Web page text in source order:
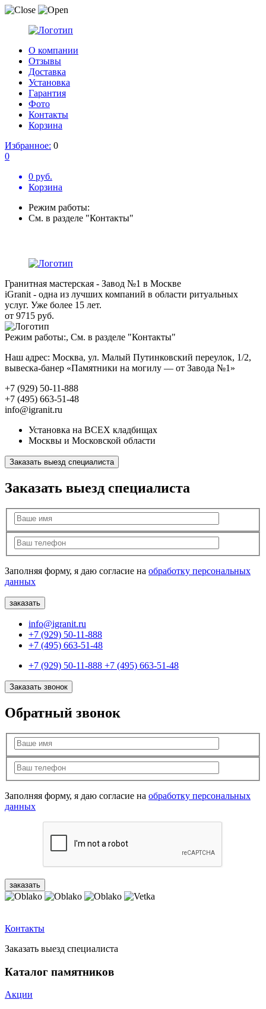
О компании
Отзывы
Доставка
Установка
Гарантия
Фото
Контакты
Корзина
Избранное: 0
0
0 руб.
Корзина
Режим работы:
См. в разделе "Контакты"
Гранитная мастерская - Завод №1 в Москве
iGranit - одна из лучших компаний в области ритуальных
услуг. Уже более 15 лет.
от 9715 руб.
Режим работы:, См. в разделе "Контакты"
Наш адрес: Москва, ул. Малый Путинковский переулок, 1/2,
вывеска-банер «Памятники на могилу — от Завода №1»
+7 (929) 50-11-888
+7 (495) 663-51-48
info@igranit.ru
Установка на ВСЕХ кладбищах
Москвы и Московской области
Заказать выезд специалиста
Заказать выезд специалиста
Заполняя форму, я даю согласие на обработку персональных
данных
info@igranit.ru
+7 (929) 50-11-888
+7 (495) 663-51-48
+7 (929) 50-11-888 +7 (495) 663-51-48
Заказать звонок
Обратный звонок
Заполняя форму, я даю согласие на обработку персональных
данных
Контакты
Заказать выезд специалиста
Каталог памятников
Акции